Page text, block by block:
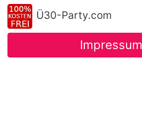
Ü30-Party.com
Impressum